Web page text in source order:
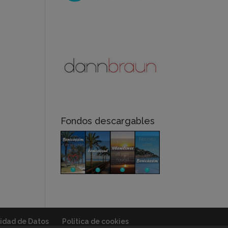
Fondos descargables
de Datos Política de cookies